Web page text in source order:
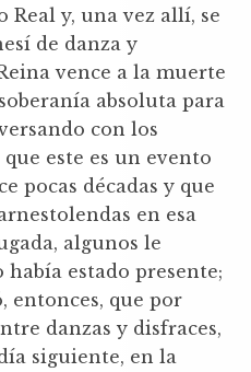
y, una vez allí, se
de danza y
vence a la muerte
absoluta para
con los
este es un evento
pocas décadas y que
en esa
algunos le
había estado presente;
entonces, que por
danzas y disfraces,
siguiente, en la